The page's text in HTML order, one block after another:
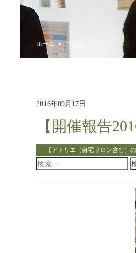
ホーム ブログ
2016年09月17日
【開催報告
【アトリエ（自宅サロン含む）
検